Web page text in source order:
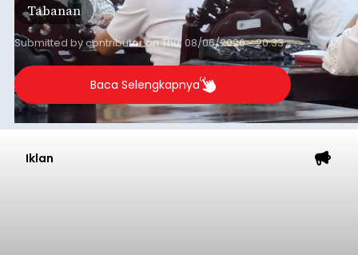
Tabanan
Submitted bycontributoronThu, 08/06/2026 - 20:33
Baca Selengkapnya
Iklan